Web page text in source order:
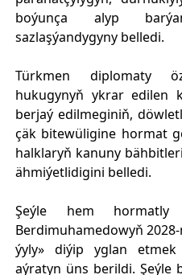
boýunça alyp
sazlaşýandygyny belledi.
Türkmen diplomaty
hukugynyň ykrar edilen
berjaý edilmeginiň,
çäk bitewüligine hormat
halklaryň kanuny
ähmiýetlidigini belledi.
Şeýle hem hormatly
Berdimuhamedowyň
ýyly» diýip yglan etmek
aýratyn üns berildi. Şeýle